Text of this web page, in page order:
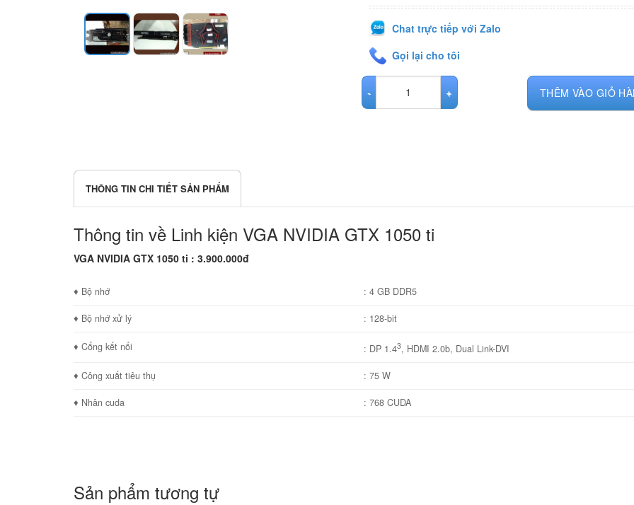
Chat trực tiếp với Zalo
Gọi lại cho tôi
Linh kiện VGA NVIDIA GTX 1050 ti số lượng
THÊM VÀO GIỎ
THÔNG TIN CHI TIẾT SẢN PHẨM
Thông tin về Linh kiện VGA NVIDIA GTX 1050 ti
VGA NVIDIA GTX 1050 ti : 3.900.000đ
♦ Bộ nhớ : 4 GB DDR5
♦ Bộ nhớ xử lý : 128-bit
♦ Cổng kết nối : DP 1.43, HDMI 2.0b, Dual Link-DVI
♦ Công xuất tiêu thụ : 75 W
♦ Nhân cuda : 768 CUDA
Sản phẩm tương tự